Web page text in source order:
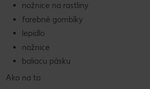
nožnice na rastliny
farebné gombíky
lepidlo
nožnice
baliacu pásku
Ako na to: